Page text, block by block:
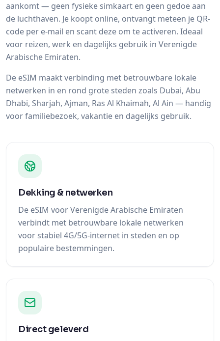
aankomt — geen fysieke simkaart en geen gedoe aan
de luchthaven. Je koopt online, ontvangt meteen je QR-
code per e-mail en scant deze om te activeren. Ideaal
voor reizen, werk en dagelijks gebruik in Verenigde
Arabische Emiraten.
De eSIM maakt verbinding met betrouwbare lokale
netwerken in en rond grote steden zoals Dubai, Abu
Dhabi, Sharjah, Ajman, Ras Al Khaimah, Al Ain — handig
voor familiebezoek, vakantie en dagelijks gebruik.
Dekking & netwerken
De eSIM voor Verenigde Arabische Emiraten
verbindt met betrouwbare lokale netwerken
voor stabiel 4G/5G-internet in steden en op
populaire bestemmingen.
Direct geleverd